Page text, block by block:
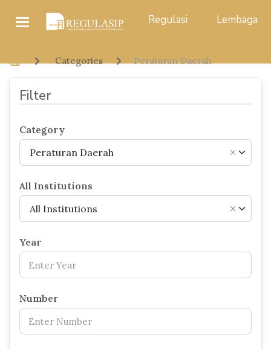
Regulasi Lembaga
Categories Peraturan Daerah
Filter
Category
×
Peraturan Daerah
All Institutions
×
All Institutions
Year
Number